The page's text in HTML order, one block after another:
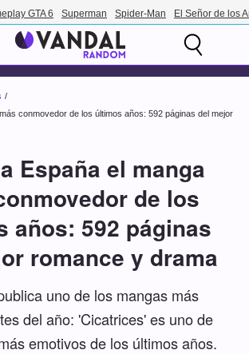
GTA 6 Superman Spider-Man El Señor de los
conmovedor de los últimos años: 592 páginas del mejor
España el manga
de los
años: 592 páginas
romance y drama
uno de los mangas más
del año: 'Cicatrices' es uno de
emotivos de los últimos años.